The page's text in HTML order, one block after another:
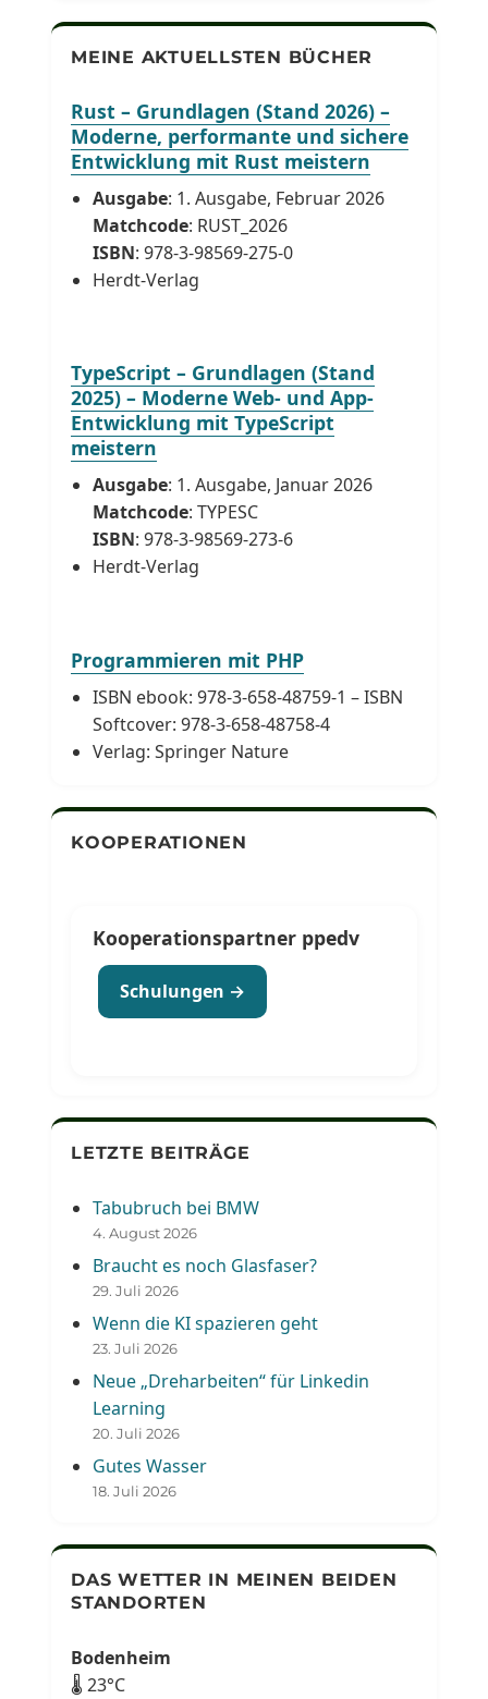
MEINE AKTUELLSTEN BÜCHER
Rust – Grundlagen (Stand 2026) –
Moderne, performante und sichere
Entwicklung mit Rust meistern
Ausgabe: 1. Ausgabe, Februar 2026
Matchcode: RUST_2026
ISBN: 978-3-98569-275-0
Herdt-Verlag
TypeScript – Grundlagen (Stand
2025) – Moderne Web- und App-
Entwicklung mit TypeScript
meistern
Ausgabe: 1. Ausgabe, Januar 2026
Matchcode: TYPESC
ISBN: 978-3-98569-273-6
Herdt-Verlag
Programmieren mit PHP
ISBN ebook: 978-3-658-48759-1 – ISBN
Softcover: 978-3-658-48758-4
Verlag: Springer Nature
KOOPERATIONEN
Kooperationspartner ppedv
Schulungen →
LETZTE BEITRÄGE
Tabubruch bei BMW
4. August 2026
Braucht es noch Glasfaser?
29. Juli 2026
Wenn die KI spazieren geht
23. Juli 2026
Neue „Dreharbeiten“ für Linkedin
Learning
20. Juli 2026
Gutes Wasser
18. Juli 2026
DAS WETTER IN MEINEN BEIDEN
STANDORTEN
Bodenheim
🌡 23°C